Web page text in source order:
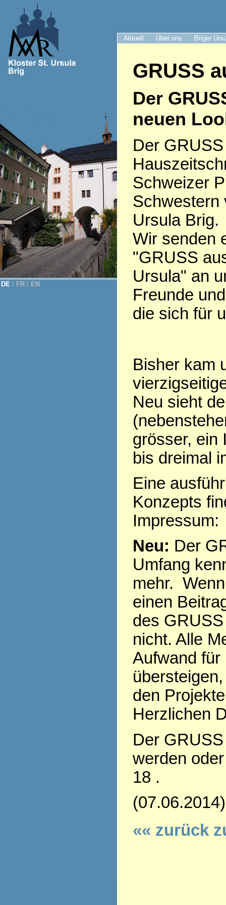
Aktuell Über uns Briger
DE FR EN
GRUSS
Der
neuen
Der
Schweizer
Schwestern
Ursula Brig.
Wir senden
"GRUSS
Ursula" an
Freunde
die sich für
Bisher kam
Neu sieht
grösser, ein
bis dreimal
Eine
Konzepts
Neu: Der
Umfang
mehr.
einen
des
nicht. Alle
Aufwand für
den
Herzlichen
Der
werden
18 .
(07.06.2014)
«« zurück